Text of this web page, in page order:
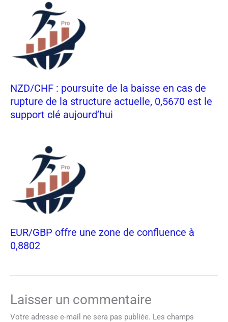
NZD/CHF : poursuite de la baisse en cas de
rupture de la structure actuelle, 0,5670 est le
support clé aujourd’hui
EUR/GBP offre une zone de confluence à
0,8802
Laisser un commentaire
Votre adresse e-mail ne sera pas publiée. Les champs